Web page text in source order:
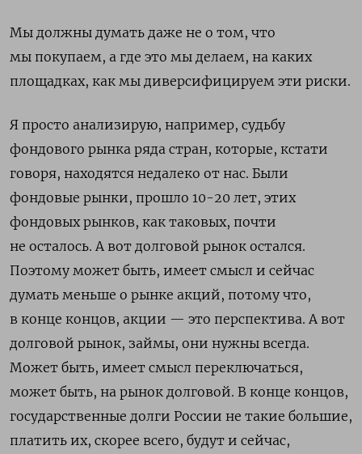
Мы должны думать даже не о том, что
мы покупаем, а где это мы делаем, на каких
площадках, как мы диверсифицируем эти риски.
Я просто анализирую, например, судьбу
фондового рынка ряда стран, которые, кстати
говоря, находятся недалеко от нас. Были
фондовые рынки, прошло 10-20 лет, этих
фондовых рынков, как таковых, почти
не осталось. А вот долговой рынок остался.
Поэтому может быть, имеет смысл и сейчас
думать меньше о рынке акций, потому что,
в конце концов, акции — это перспектива. А вот
долговой рынок, займы, они нужны всегда.
Может быть, имеет смысл переключаться,
может быть, на рынок долговой. В конце концов,
государственные долги России не такие большие,
платить их, скорее всего, будут и сейчас,